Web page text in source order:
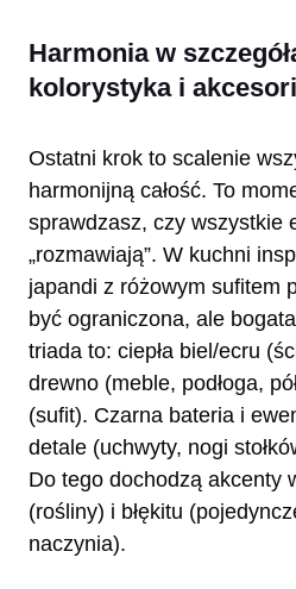
Harmonia w
kolorystyka i
Ostatni krok to scalenie
harmonijną całość. To
sprawdzasz, czy wszystkie
„rozmawiają”. W kuchni
japandi z różowym sufitem
być ograniczona, ale
triada to: ciepła biel/ecru
drewno (meble, podłoga,
(sufit). Czarna bateria i
detale (uchwyty, nogi
Do tego dochodzą akcenty
(rośliny) i błękitu
naczynia).